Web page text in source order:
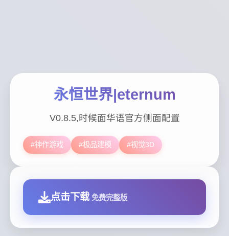
永恒世界|eternum
V0.8.5,时候面华语官方侧面配置
#神作游戏 #极品建模 #视觉3D
点击下载 免费完整版